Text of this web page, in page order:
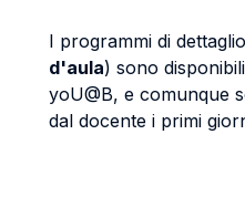
I programmi di
d'aula) sono
yoU@B, e comunque
dal docente i primi